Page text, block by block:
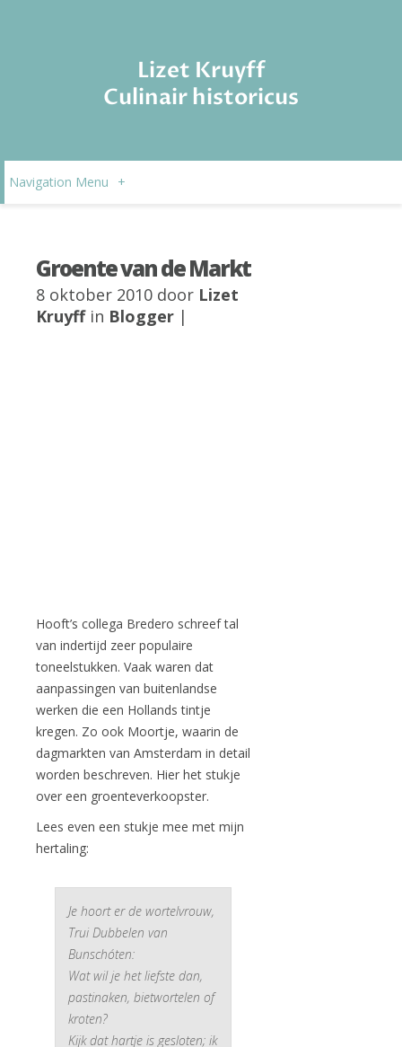
Lizet Kruyff
Culinair historicus
Navigation Menu +
Groente van de Markt
8 oktober 2010 door Lizet
Kruyffin Blogger |
Hooft’s collega Bredero schreef tal
van indertijd zeer populaire
toneelstukken. Vaak waren dat
aanpassingen van buitenlandse
werken die een Hollands tintje
kregen. Zo ook Moortje, waarin de
dagmarkten van Amsterdam in detail
worden beschreven. Hier het stukje
over een groenteverkoopster.
Lees even een stukje mee met mijn
hertaling:
Je hoort er de wortelvrouw,
Trui Dubbelen van
Bunschóten:
Wat wil je het liefste dan,
pastinaken, bietwortelen of
kroten?
Kijk dat hartje is gesloten; ik